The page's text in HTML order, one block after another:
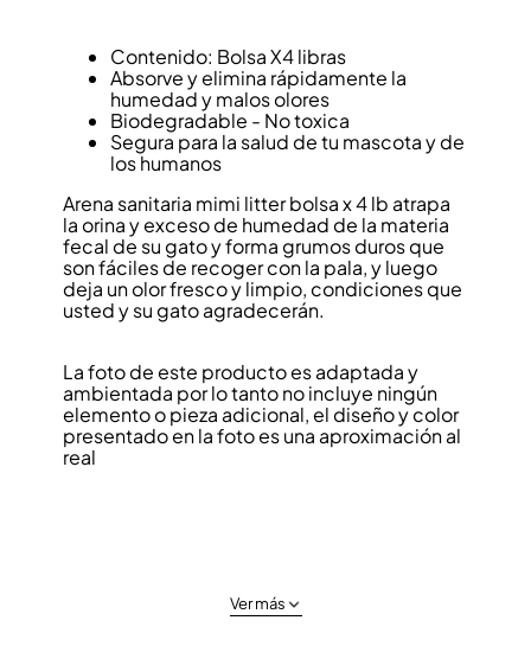
Contenido: Bolsa X4 libras
Absorve y elimina rápidamente la
humedad y malos olores
Biodegradable - No toxica
Segura para la salud de tu mascota y de
los humanos
Arena sanitaria mimi litter bolsa x 4 lb atrapa
la orina y exceso de humedad de la materia
fecal de su gato y forma grumos duros que
son fáciles de recoger con la pala, y luego
deja un olor fresco y limpio, condiciones que
usted y su gato agradecerán.
La foto de este producto es adaptada y
ambientada por lo tanto no incluye ningún
elemento o pieza adicional, el diseño y color
presentado en la foto es una aproximación al
real
Ver más